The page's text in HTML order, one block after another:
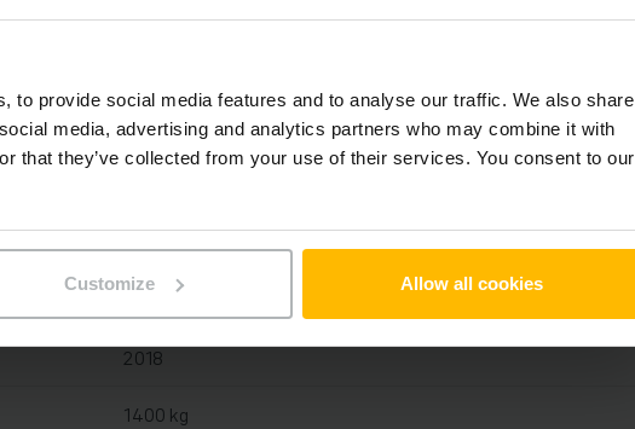
to provide social media features and to analyse our traffic. We also share
media, advertising and analytics partners who may combine it with
that they’ve collected from your use of their services. You consent to our
Customize Allow all cookies
Áno, 24 V / 15 A
2018
1400 kg